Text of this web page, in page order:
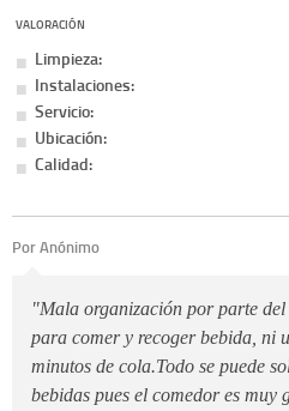
VALORACIÓN
Limpieza:
Instalaciones:
Servicio:
Ubicación:
Calidad:
Por Anónimo
"Mala organización por parte
para comer y recoger bebida, ni
minutos de cola.Todo se puede
bebidas pues el comedor es muy